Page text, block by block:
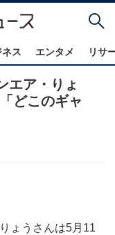
ス エンタメ リサ
エア・りょ
どこのギャ
ょうさんは5月11